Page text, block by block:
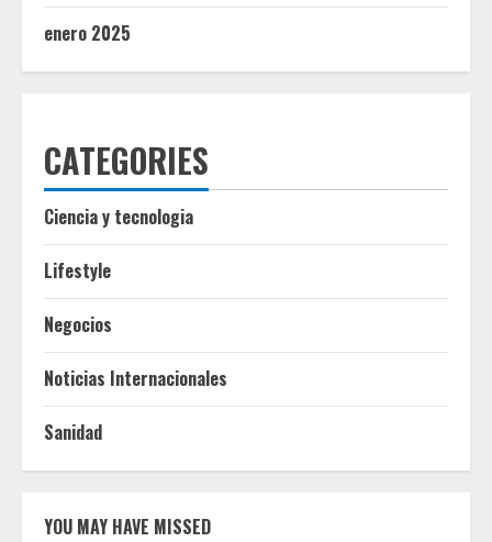
enero 2025
CATEGORIES
Ciencia y tecnologia
Lifestyle
Negocios
Noticias Internacionales
Sanidad
YOU MAY HAVE MISSED